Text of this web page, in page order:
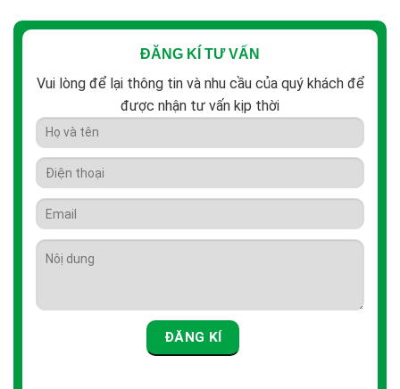
ĐĂNG KÍ TƯ VẤN
Vui lòng để lại thông tin và nhu cầu của quý khách để
được nhận tư vấn kịp thời